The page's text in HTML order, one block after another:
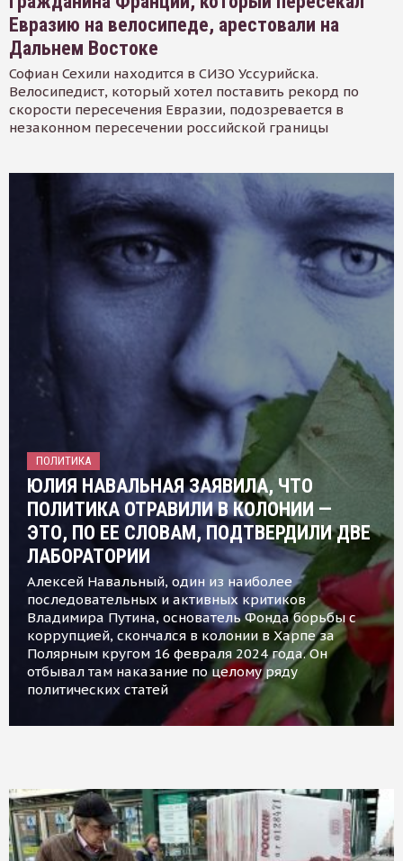
Евразию на велосипеде, арестовали на
Дальнем Востоке
Софиан Сехили находится в СИЗО Уссурийска.
Велосипедист, который хотел поставить рекорд по
скорости пересечения Евразии, подозревается в
незаконном пересечении российской границы
ПОЛИТИКА
ЮЛИЯ НАВАЛЬНАЯ ЗАЯВИЛА, ЧТО
ПОЛИТИКА ОТРАВИЛИ В КОЛОНИИ —
ЭТО, ПО ЕЕ СЛОВАМ, ПОДТВЕРДИЛИ ДВЕ
ЛАБОРАТОРИИ
Алексей Навальный, один из наиболее
последовательных и активных критиков
Владимира Путина, основатель Фонда борьбы с
коррупцией, скончался в колонии в Харпе за
Полярным кругом 16 февраля 2024 года. Он
отбывал там наказание по целому ряду
политических статей